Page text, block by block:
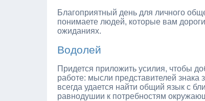
Благоприятный день для личного
понимаете людей, которые вам
ожиданиях.
Водолей
Придется приложить усилия, чтобы
работе: мысли представителей
всегда удается найти общий язык с
равнодушии к потребностям